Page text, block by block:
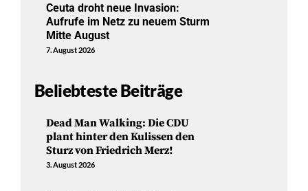
Ceuta droht neue Invasion:
Aufrufe im Netz zu neuem Sturm
Mitte August
7. August 2026
Beliebteste Beiträge
Dead Man Walking: Die CDU
plant hinter den Kulissen den
Sturz von Friedrich Merz!
3. August 2026